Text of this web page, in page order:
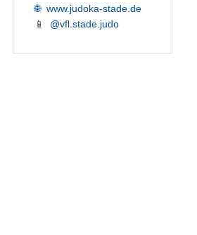
🌐 www.judoka-stade.de
📱 @vfl.stade.judo